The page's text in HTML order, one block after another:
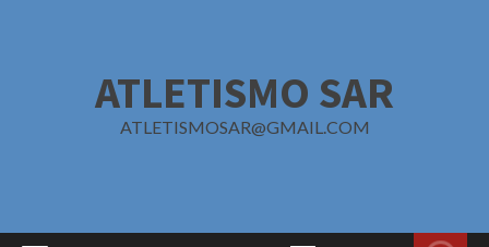
ATLETISMO SAR
ATLETISMOSAR@GMAIL.COM